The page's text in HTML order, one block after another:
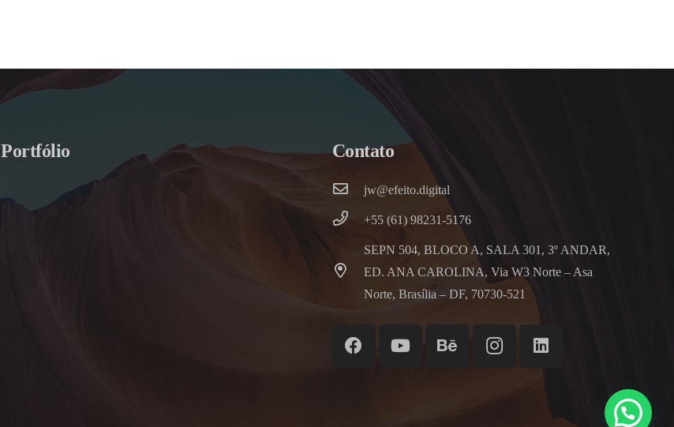
Portfólio Contato
jw@efeito.digital
+55 (61) 98231-5176
SEPN 504, BLOCO A, SALA 301, 3º ANDAR,
ED. ANA CAROLINA, Via W3 Norte – Asa
Norte, Brasília – DF, 70730-521